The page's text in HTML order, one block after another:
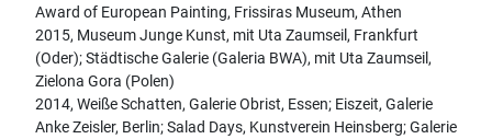
Award of European Painting, Frissiras Museum, Athen
2015, Museum Junge Kunst, mit Uta Zaumseil, Frankfurt
(Oder); Städtische Galerie (Galeria BWA), mit Uta Zaumseil,
Zielona Gora (Polen)
2014, Weiße Schatten, Galerie Obrist, Essen; Eiszeit, Galerie
Anke Zeisler, Berlin; Salad Days, Kunstverein Heinsberg; Galerie